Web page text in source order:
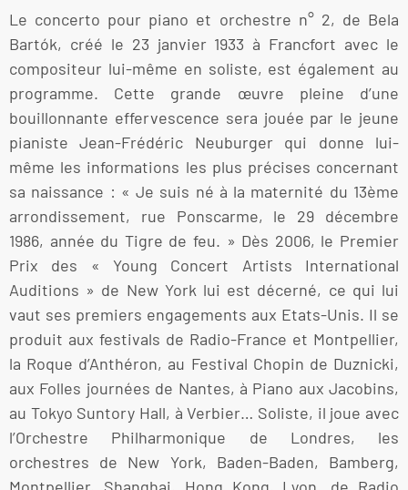
Le concerto pour piano et orchestre n° 2, de Bela
Bartók, créé le 23 janvier 1933 à Francfort avec le
compositeur lui-même en soliste, est également au
programme. Cette grande œuvre pleine d’une
bouillonnante effervescence sera jouée par le jeune
pianiste Jean-Frédéric Neuburger qui donne lui-
même les informations les plus précises concernant
sa naissance : « Je suis né à la maternité du 13ème
arrondissement, rue Ponscarme, le 29 décembre
1986, année du Tigre de feu. » Dès 2006, le Premier
Prix des « Young Concert Artists International
Auditions » de New York lui est décerné, ce qui lui
vaut ses premiers engagements aux Etats-Unis. Il se
produit aux festivals de Radio-France et Montpellier,
la Roque d’Anthéron, au Festival Chopin de Duznicki,
aux Folles journées de Nantes, à Piano aux Jacobins,
au Tokyo Suntory Hall, à Verbier… Soliste, il joue avec
l’Orchestre Philharmonique de Londres, les
orchestres de New York, Baden-Baden, Bamberg,